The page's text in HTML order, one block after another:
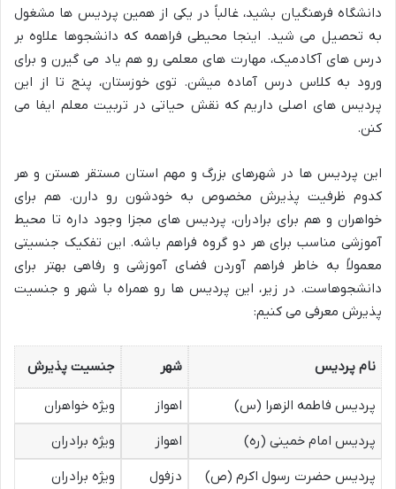
دانشگاه فرهنگیان بشید، غالباً در یکی از همین پردیس ها مشغول
به تحصیل می شید. اینجا محیطی فراهمه که دانشجوها علاوه بر
درس های آکادمیک، مهارت های معلمی رو هم یاد می گیرن و برای
ورود به کلاس درس آماده میشن. توی خوزستان، پنج تا از این
پردیس های اصلی داریم که نقش حیاتی در تربیت معلم ایفا می
کنن.
این پردیس ها در شهرهای بزرگ و مهم استان مستقر هستن و هر
کدوم ظرفیت پذیرش مخصوص به خودشون رو دارن. هم برای
خواهران و هم برای برادران، پردیس های مجزا وجود داره تا محیط
آموزشی مناسب برای هر دو گروه فراهم باشه. این تفکیک جنسیتی
معمولاً به خاطر فراهم آوردن فضای آموزشی و رفاهی بهتر برای
دانشجوهاست. در زیر، این پردیس ها رو همراه با شهر و جنسیت
پذیرش معرفی می کنیم:
نام پردیس شهر جنسیت پذیرش
پردیس فاطمه الزهرا (س) اهواز
ویژه خواهران
پردیس امام خمینی (ره)
اهواز
ویژه برادران
پردیس حضرت رسول اکرم (ص)
دزفول ویژه برادران